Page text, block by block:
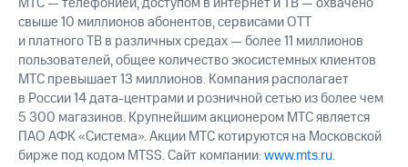
свыше 10 миллионов абонентов, сервисами OTT
и платного ТВ в различных средах — более 11 миллионов
пользователей, общее количество экосистемных клиентов
МТС превышает 13 миллионов. Компания располагает
в России 14 дата-центрами и розничной сетью из более чем
5 300 магазинов. Крупнейшим акционером МТС является
ПАО АФК «Система». Акции МТС котируются на Московской
бирже под кодом MTSS. Сайт компании:www.mts.ru.